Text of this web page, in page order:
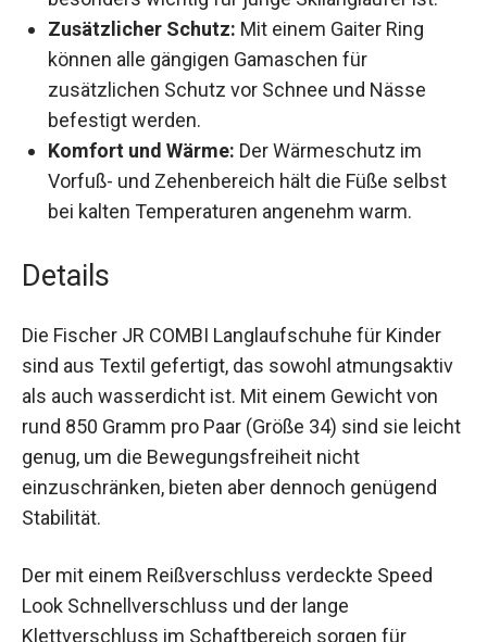
ist.
Zusätzlicher Schutz: Mit einem Gaiter Ring
können alle gängigen Gamaschen für
zusätzlichen Schutz vor Schnee und Nässe
befestigt werden.
Komfort und Wärme: Der Wärmeschutz im
Vorfuß- und Zehenbereich hält die Füße selbst
bei kalten Temperaturen angenehm warm.
Details
Die Fischer JR COMBI Langlaufschuhe für Kinder
sind aus Textil gefertigt, das sowohl
atmungsaktiv als auch wasserdicht ist. Mit einem
Gewicht von rund 850 Gramm pro Paar (Größe 34)
sind sie leicht genug, um die Bewegungsfreiheit
nicht einzuschränken, bieten aber dennoch
genügend Stabilität.
Der mit einem Reißverschluss verdeckte Speed
Look Schnellverschluss und der lange